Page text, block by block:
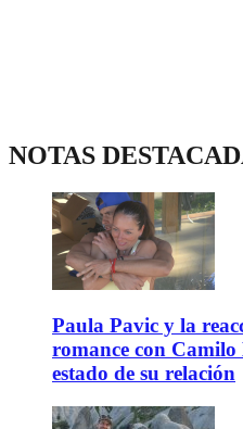
NOTAS
Paula Pavic y la
romance con
estado de su relación